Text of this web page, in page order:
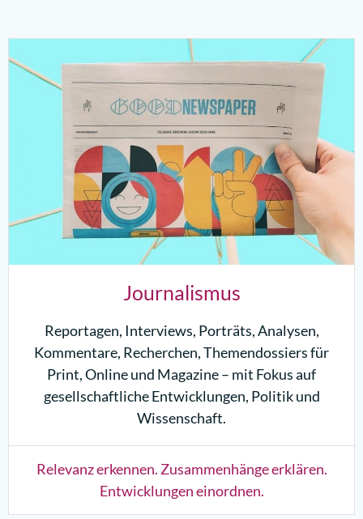
Journalismus
Reportagen, Interviews, Porträts, Analysen,
Kommentare, Recherchen, Themendossiers für
Print, Online und Magazine – mit Fokus auf
gesellschaftliche Entwicklungen, Politik und
Wissenschaft.
Relevanz erkennen. Zusammenhänge erklären.
Entwicklungen einordnen.